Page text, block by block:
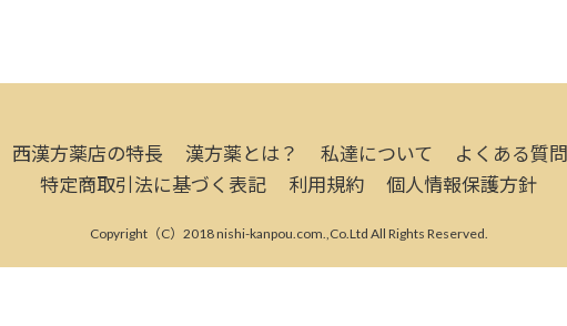
西漢方薬店の特長 漢方薬とは？ 私達について よくある質問
特定商取引法に基づく表記
利用規約 個人情報保護方針
Copyright（C）2018 nishi-kanpou.com.,Co.Ltd All Rights Reserved.